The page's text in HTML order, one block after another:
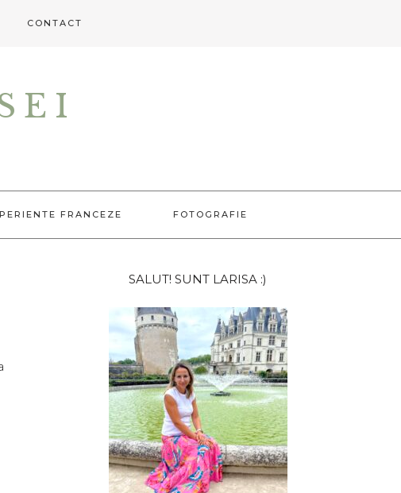
CONTACT
FRANCEZE FOTOGRAFIE
principală
SALUT! SUNT LARISA :)